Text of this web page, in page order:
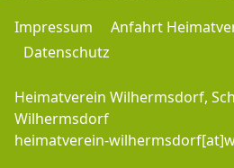
Impressum
Anfahrt
Datenschutz
Heimatverein Wilhermsdorf,
Wilhermsdorf
heimatverein-